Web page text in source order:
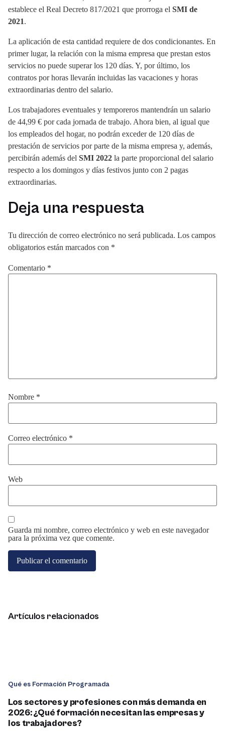
establece el Real Decreto 817/2021 que prorroga el SMI de
2021.
La aplicación de esta cantidad requiere de dos condicionantes. En
primer lugar, la relación con la misma empresa que prestan estos
servicios no puede superar los 120 días. Y, por último, los
contratos por horas llevarán incluidas las vacaciones y horas
extraordinarias dentro del salario.
Los trabajadores eventuales y temporeros mantendrán un salario
de 44,99 € por cada jornada de trabajo. Ahora bien, al igual que
los empleados del hogar, no podrán exceder de 120 días de
prestación de servicios por parte de la misma empresa y, además,
percibirán además del SMI 2022 la parte proporcional del salario
respecto a los domingos y días festivos junto con 2 pagas
extraordinarias.
Deja una respuesta
Tu dirección de correo electrónico no será publicada. Los campos
obligatorios están marcados con *
Comentario *
Nombre *
Correo electrónico *
Web
Guarda mi nombre, correo electrónico y web en este navegador
para la próxima vez que comente.
Artículos relacionados
Qué es Formación Programada
Los sectores y profesiones con más demanda en
2026: ¿Qué formación necesitan las empresas y
los trabajadores?